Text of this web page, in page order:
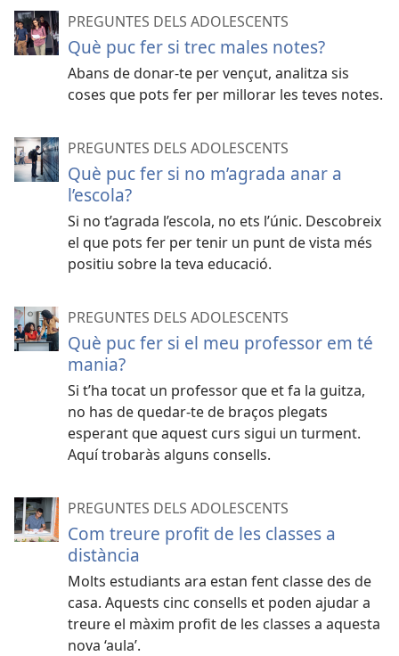
PREGUNTES DELS ADOLESCENTS
Què puc fer si trec males notes?
Abans de donar-te per vençut, analitza sis
coses que pots fer per millorar les teves notes.
PREGUNTES DELS ADOLESCENTS
Què puc fer si no m’agrada anar a
l’escola?
Si no t’agrada l’escola, no ets l’únic. Descobreix
el que pots fer per tenir un punt de vista més
positiu sobre la teva educació.
PREGUNTES DELS ADOLESCENTS
Què puc fer si el meu professor em té
mania?
Si t’ha tocat un professor que et fa la guitza,
no has de quedar-te de braços plegats
esperant que aquest curs sigui un turment.
Aquí trobaràs alguns consells.
PREGUNTES DELS ADOLESCENTS
Com treure profit de les classes a
distància
Molts estudiants ara estan fent classe des de
casa. Aquests cinc consells et poden ajudar a
treure el màxim profit de les classes a aquesta
nova ‘aula’.